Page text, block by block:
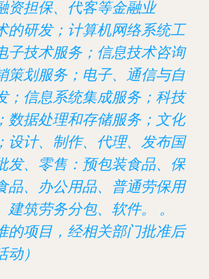
资担保、代客等金融业
的研发；计算机网络系统工
子技术服务；信息技术咨询
策划服务；电子、通信与自
；信息系统集成服务；科技
数据处理和存储服务；文化
设计、制作、代理、发布国
发、零售：预包装食品、保
品、办公用品、普通劳保用
建筑劳务分包、软件。 。
的项目，经相关部门批准后
）